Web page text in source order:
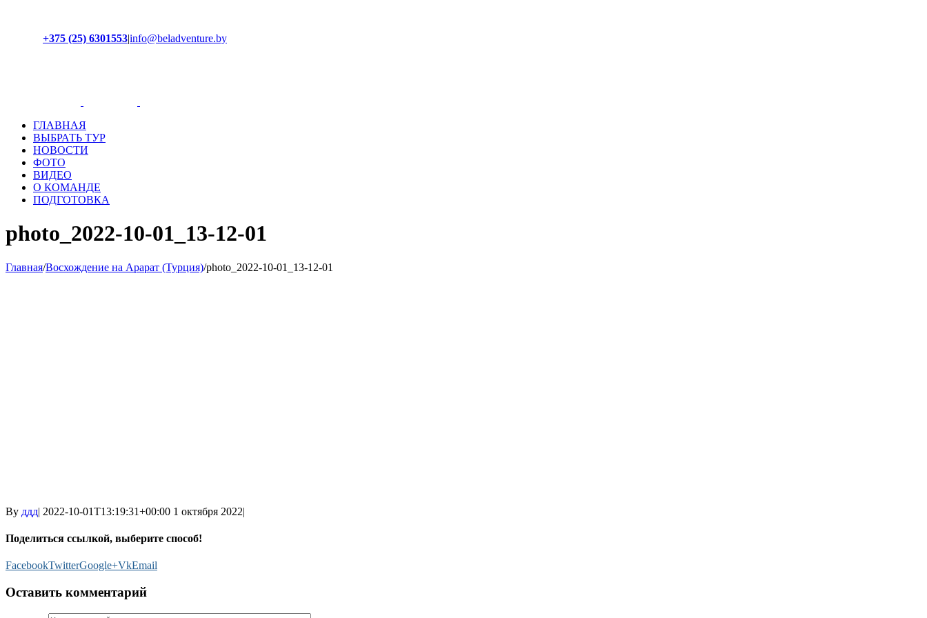
+375 (25) 6301553|info@beladventure.by
ГЛАВНАЯ
ВЫБРАТЬ ТУР
НОВОСТИ
ФОТО
ВИДЕО
О КОМАНДЕ
ПОДГОТОВКА
photo_2022-10-01_13-12-01
Главная/Восхождение на Арарат (Турция)/photo_2022-10-01_13-12-01
By ддд| 2022-10-01T13:19:31+00:00 1 октября 2022|
Поделиться ссылкой, выберите способ!
FacebookTwitterGoogle+VkEmail
Оставить комментарий